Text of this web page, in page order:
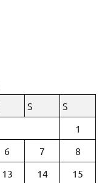
S
S
1
6 7
8
13 14 15